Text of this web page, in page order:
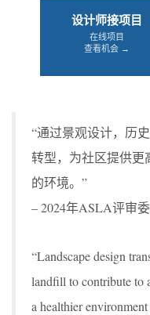
设计师接项目
在线项目
查看机会 →
“通过景观设计，历
转型，为社区提供更
的环境。”
– 2024年ASLA评审
“Landscape design
landfill to contribute to
a healthier